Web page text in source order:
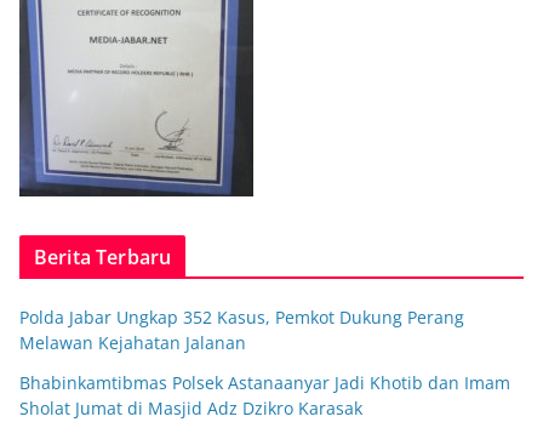
Berita Terbaru
Polda Jabar Ungkap 352 Kasus, Pemkot Dukung Perang
Melawan Kejahatan Jalanan
Bhabinkamtibmas Polsek Astanaanyar Jadi Khotib dan Imam
Sholat Jumat di Masjid Adz Dzikro Karasak